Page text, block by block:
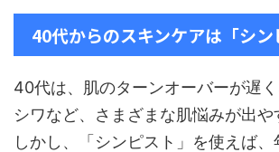
40代からのスキンケアは「シ
40代は、肌のターンオーバーが遅
シワなど、さまざまな肌悩みが出や
しかし、「シンピスト」を使えば